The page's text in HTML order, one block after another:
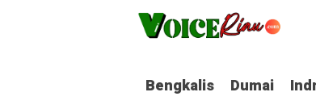
Bengkalis Dumai
Bengkalis Dumai